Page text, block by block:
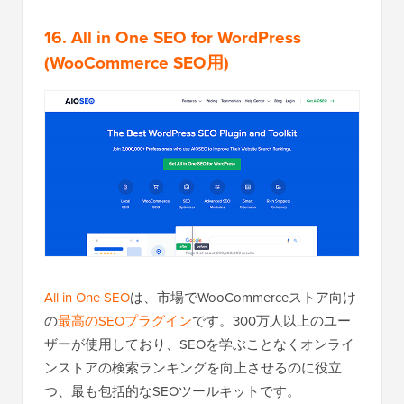
16. All in One SEO for WordPress
(WooCommerce SEO用)
All in One SEOは、市場でWooCommerceストア向け
の最高のSEOプラグインです。300万人以上のユー
ザーが使用しており、SEOを学ぶことなくオンライ
ンストアの検索ランキングを向上させるのに役立
つ、最も包括的なSEOツールキットです。